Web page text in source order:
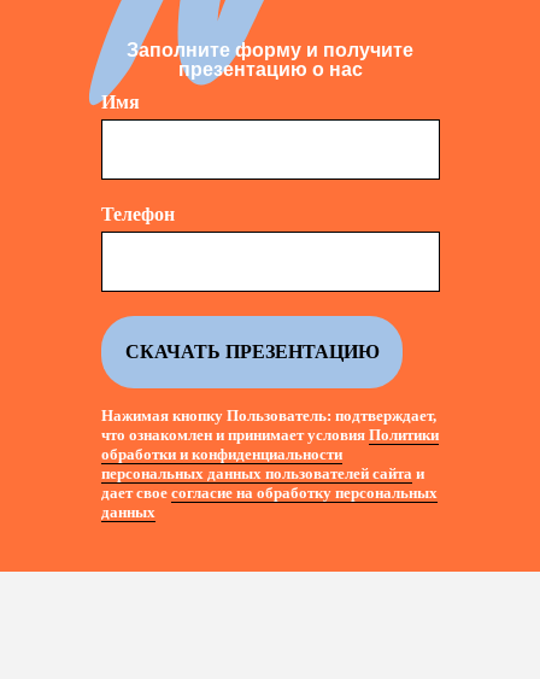
Заполните форму и получите
презентацию о нас
Имя
Телефон
СКАЧАТЬ ПРЕЗЕНТАЦИЮ
Нажимая кнопку Пользователь: подтверждает,
что ознакомлен и принимает условия Политики
обработки и конфиденциальности
персональных данных пользователей сайта и
дает свое согласие на обработку персональных
данных